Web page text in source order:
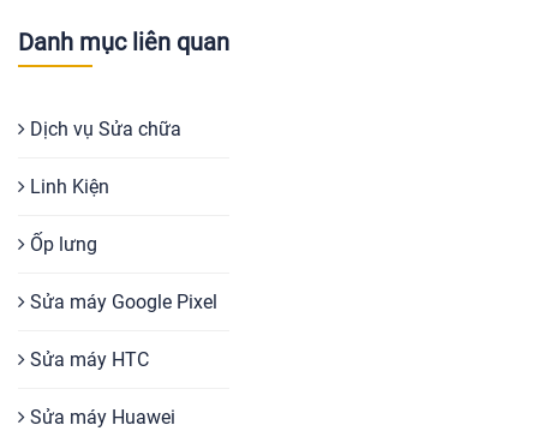
Danh mục liên quan
Dịch vụ Sửa chữa
Linh Kiện
Ốp lưng
Sửa máy Google Pixel
Sửa máy HTC
Sửa máy Huawei